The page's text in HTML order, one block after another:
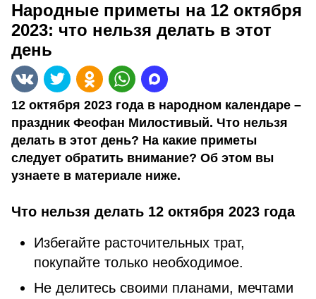
Народные приметы на 12 октября
2023: что нельзя делать в этот
день
12 октября 2023 года в народном календаре –
праздник Феофан Милостивый. Что нельзя
делать в этот день? На какие приметы
следует обратить внимание? Об этом вы
узнаете в материале ниже.
Что нельзя делать 12 октября 2023 года
Избегайте расточительных трат,
покупайте только необходимое.
Не делитесь своими планами, мечтами